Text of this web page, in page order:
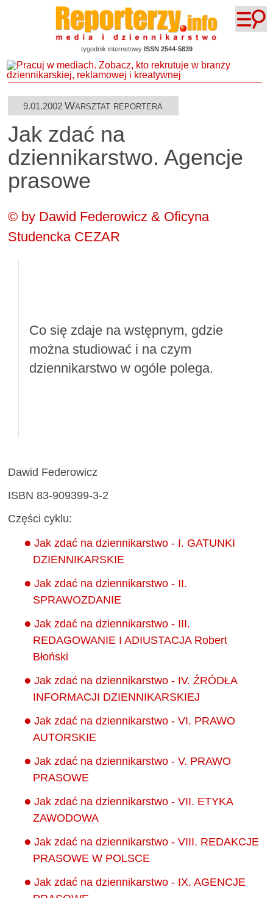
tygodnik internetowy ISSN 2544-5839
9.01.2002Warsztat reportera
Jak zdać na
dziennikarstwo. Agencje
prasowe
© by Dawid Federowicz & Oficyna
Studencka CEZAR
Co się zdaje na wstępnym, gdzie
można studiować i na czym
dziennikarstwo w ogóle polega.
Dawid Federowicz
ISBN 83-909399-3-2
Części cyklu:
Jak zdać na dziennikarstwo - I. GATUNKI
DZIENNIKARSKIE
Jak zdać na dziennikarstwo - II.
SPRAWOZDANIE
Jak zdać na dziennikarstwo - III.
REDAGOWANIE I ADIUSTACJA Robert
Błoński
Jak zdać na dziennikarstwo - IV. ŹRÓDŁA
INFORMACJI DZIENNIKARSKIEJ
Jak zdać na dziennikarstwo - VI. PRAWO
AUTORSKIE
Jak zdać na dziennikarstwo - V. PRAWO
PRASOWE
Jak zdać na dziennikarstwo - VII. ETYKA
ZAWODOWA
Jak zdać na dziennikarstwo - VIII. REDAKCJE
PRASOWE W POLSCE
Jak zdać na dziennikarstwo - IX. AGENCJE